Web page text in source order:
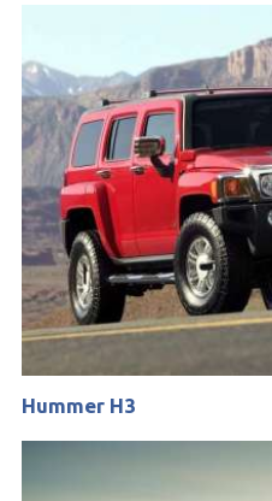
Hummer H3